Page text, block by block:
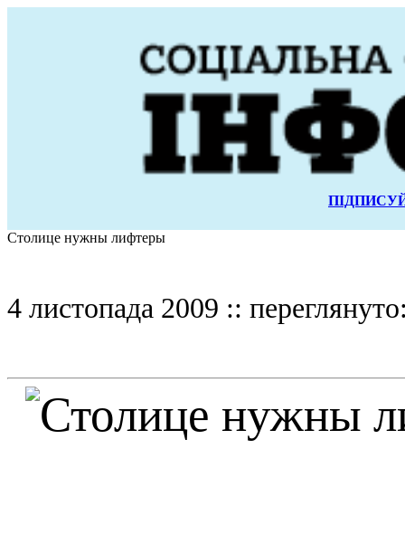
Столице нужны лифтеры
4 листопада 2009 ::